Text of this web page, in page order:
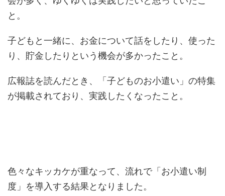
と。
子どもと一緒に、お金について話をしたり、使った
り、貯金したりという機会が多かったこと。
広報誌を読んだとき、「子どものお小遣い」の特集
が掲載されており、実践したくなったこと。
色々なキッカケが重なって、流れで「お小遣い制
度」を導入する結果となりました。